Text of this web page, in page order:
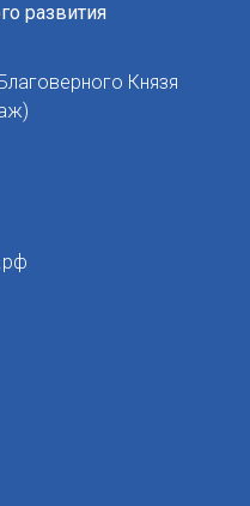
развития
Князя